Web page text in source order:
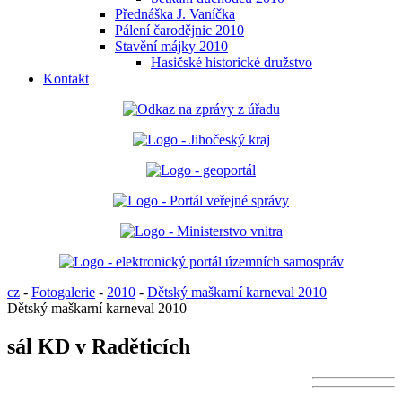
Přednáška J. Vaníčka
Pálení čarodějnic 2010
Stavění májky 2010
Hasičské historické družstvo
Kontakt
cz - Fotogalerie - 2010 - Dětský maškarní karneval 2010
Dětský maškarní karneval 2010
sál KD v Raděticích